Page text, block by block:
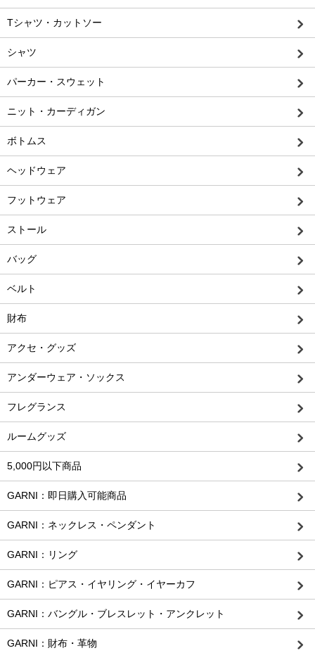
Tシャツ・カットソー
シャツ
パーカー・スウェット
ニット・カーディガン
ボトムス
ヘッドウェア
フットウェア
ストール
バッグ
ベルト
財布
アクセ・グッズ
アンダーウェア・ソックス
フレグランス
ルームグッズ
5,000円以下商品
GARNI：即日購入可能商品
GARNI：ネックレス・ペンダント
GARNI：リング
GARNI：ピアス・イヤリング・イヤーカフ
GARNI：バングル・ブレスレット・アンクレット
GARNI：財布・革物